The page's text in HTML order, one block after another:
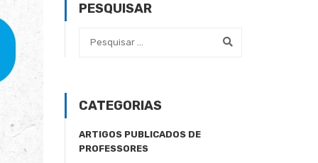
PESQUISAR
CATEGORIAS
ARTIGOS PUBLICADOS DE
PROFESSORES